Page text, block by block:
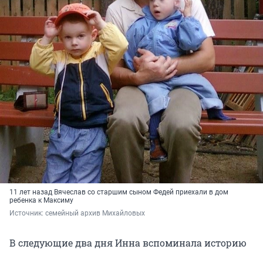
11 лет назад Вячеслав со старшим сыном Федей приехали в дом
ребенка к Максиму
Источник: семейный архив Михайловых
В следующие два дня Инна вспоминала историю